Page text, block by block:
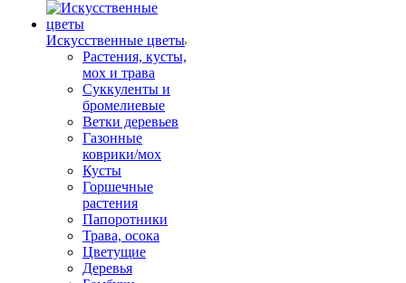
Искусственные цветы
Растения, кусты,
мох и трава
Суккуленты и
бромелиевые
Ветки деревьев
Газонные
коврики/мох
Кусты
Горшечные
растения
Папоротники
Трава, осока
Цветущие
Деревья